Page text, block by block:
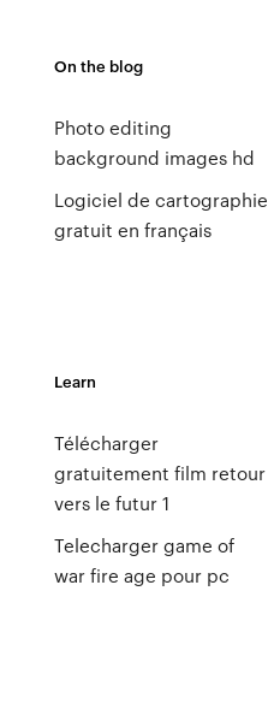
On the blog
Photo editing
background images hd
Logiciel de cartographie
gratuit en français
Learn
Télécharger
gratuitement film retour
vers le futur 1
Telecharger game of
war fire age pour pc